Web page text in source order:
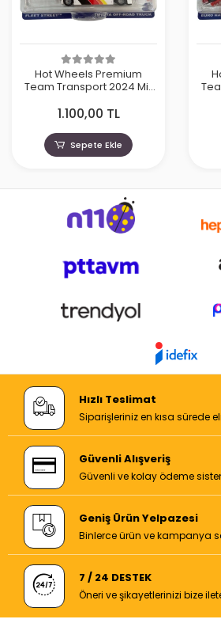
Hot Wheels Premium
Team Transport 2024 Mix
1.100,00 TL
Sepete Ekle
Hızlı Teslimat
Siparişleriniz en kısa sürede
Güvenli Alışveriş
Güvenli ve kolay ödeme
Geniş Ürün Yelpazesi
Binlerce ürün ve kampanya
7 / 24 DESTEK
Öneri ve şikayetlerinizi bize